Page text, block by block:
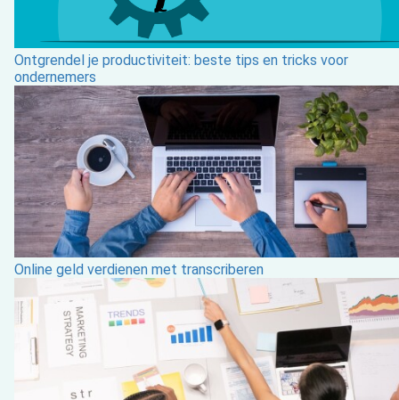
Ontgrendel je productiviteit: beste tips en tricks voor
ondernemers
Online geld verdienen met transcriberen